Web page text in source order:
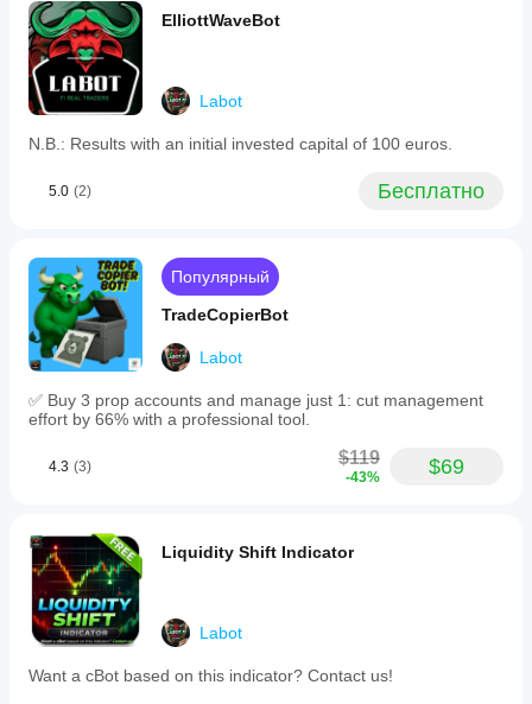
★★★★★ 4.8/5
— Сильный баланс между визуальной
ясностью и продвинутыми настройками. Режим ATR
и фрактальное подтверждение помогают подавлять
ложные повороты в периоды турбулентности.
activity
bars
using
minimum
tick
filter.
Pro
supports
performance
with
a
preview
of
the
last
leg
and
limits
elements
is
compatible
with
any
symbol
and
including
ElliottWaveBot
Labot
N.B.: Results with an initial invested capital of 100 euros.
5.0 (2) Бесплатно
Популярный
TradeCopierBot
Labot
✅ Buy 3 prop accounts and manage just 1: cut management
effort by 66% with a professional tool.
4.3 (3) $119
-43% $69
Liquidity Shift Indicator
Labot
Want a cBot based on this indicator? Contact us!